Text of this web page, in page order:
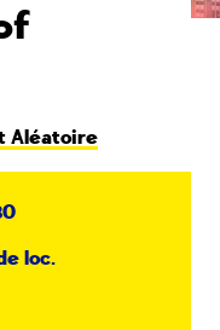
Aléatoire
loc.